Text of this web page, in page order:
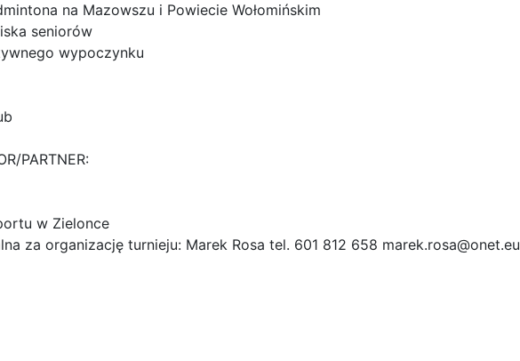
na Mazowszu i Powiecie Wołomińskim
seniorów
wypoczynku
PARTNER:
w Zielonce
za organizację turnieju: Marek Rosa tel. 601 812 658 marek.rosa@onet.eu